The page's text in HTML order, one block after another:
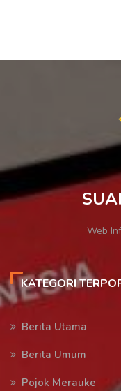
Web
KATEGORI
Berita Utama
Berita Umum
Pojok Merauke